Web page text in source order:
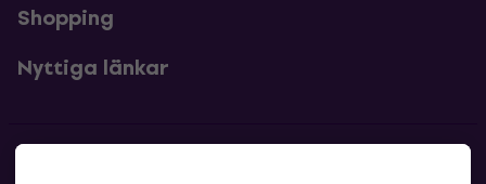
Shopping
Nyttiga länkar